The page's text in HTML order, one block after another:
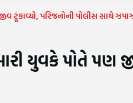
ટૂંકાવ્યો, પરિજનોની પોલીસ સાથે
યુવકે પોતે પણ